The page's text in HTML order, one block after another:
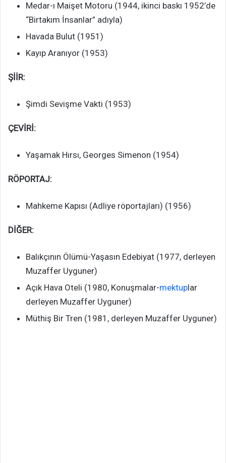
Medar-ı Maişet Motoru (1944, ikinci baskı 1952’de
“Birtakım İnsanlar” adıyla)
Havada Bulut (1951)
Kayıp Aranıyor (1953)
ŞİİR:
Şimdi Sevişme Vakti (1953)
ÇEVİRİ:
Yaşamak Hırsı, Georges Simenon (1954)
RÖPORTAJ:
Mahkeme Kapısı (Adliye röportajları) (1956)
DİĞER:
Balıkçının Ölümü-Yaşasın Edebiyat (1977, derleyen
Muzaffer Uyguner)
Açık Hava Oteli (1980, Konuşmalar-mektuplar
derleyen Muzaffer Uyguner)
Müthiş Bir Tren (1981, derleyen Muzaffer Uyguner)